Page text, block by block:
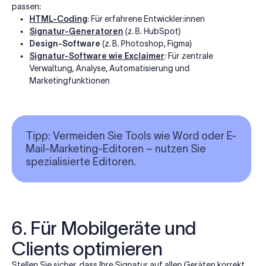
passen:
HTML-Coding: Für erfahrene Entwickler:innen
Signatur-Generatoren (z. B. HubSpot)
Design-Software (z. B. Photoshop, Figma)
Signatur-Software wie Exclaimer: Für zentrale
Verwaltung, Analyse, Automatisierung und
Marketingfunktionen
Tipp: Vermeiden Sie Tools wie Word oder E-
Mail-Marketing-Editoren – nutzen Sie
spezialisierte Editoren.
6. Für Mobilgeräte und
Clients optimieren